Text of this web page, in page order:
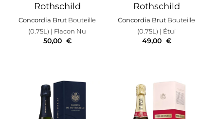
Rothschild
Concordia Brut Bouteille
(0.75L) | Flacon Nu
50,00 €
Rothschild
Concordia Brut Bouteille
(0.75L) | Étui
49,00 €